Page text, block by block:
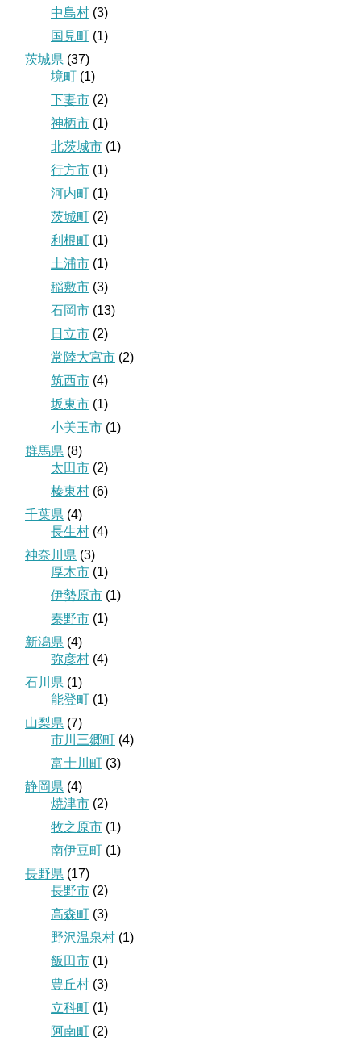
中島村 (3)
国見町 (1)
茨城県 (37)
境町 (1)
下妻市 (2)
神栖市 (1)
北茨城市 (1)
行方市 (1)
河内町 (1)
茨城町 (2)
利根町 (1)
土浦市 (1)
稲敷市 (3)
石岡市 (13)
日立市 (2)
常陸大宮市 (2)
筑西市 (4)
坂東市 (1)
小美玉市 (1)
群馬県 (8)
太田市 (2)
榛東村 (6)
千葉県 (4)
長生村 (4)
神奈川県 (3)
厚木市 (1)
伊勢原市 (1)
秦野市 (1)
新潟県 (4)
弥彦村 (4)
石川県 (1)
能登町 (1)
山梨県 (7)
市川三郷町 (4)
富士川町 (3)
静岡県 (4)
焼津市 (2)
牧之原市 (1)
南伊豆町 (1)
長野県 (17)
長野市 (2)
高森町 (3)
野沢温泉村 (1)
飯田市 (1)
豊丘村 (3)
立科町 (1)
阿南町 (2)